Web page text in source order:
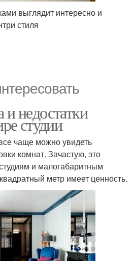
выглядит интересно и
стиля
недостатки
студии
чаще можно увидеть
комнат. Зачастую, это
и малогабаритным
метр имеет ценность.